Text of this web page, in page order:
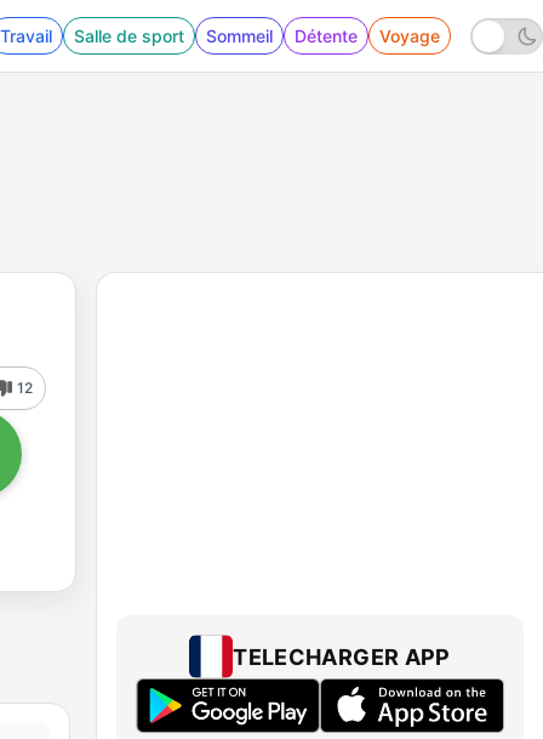
Travail Salle de sport Sommeil Détente Voyage
12
TELECHARGER APP